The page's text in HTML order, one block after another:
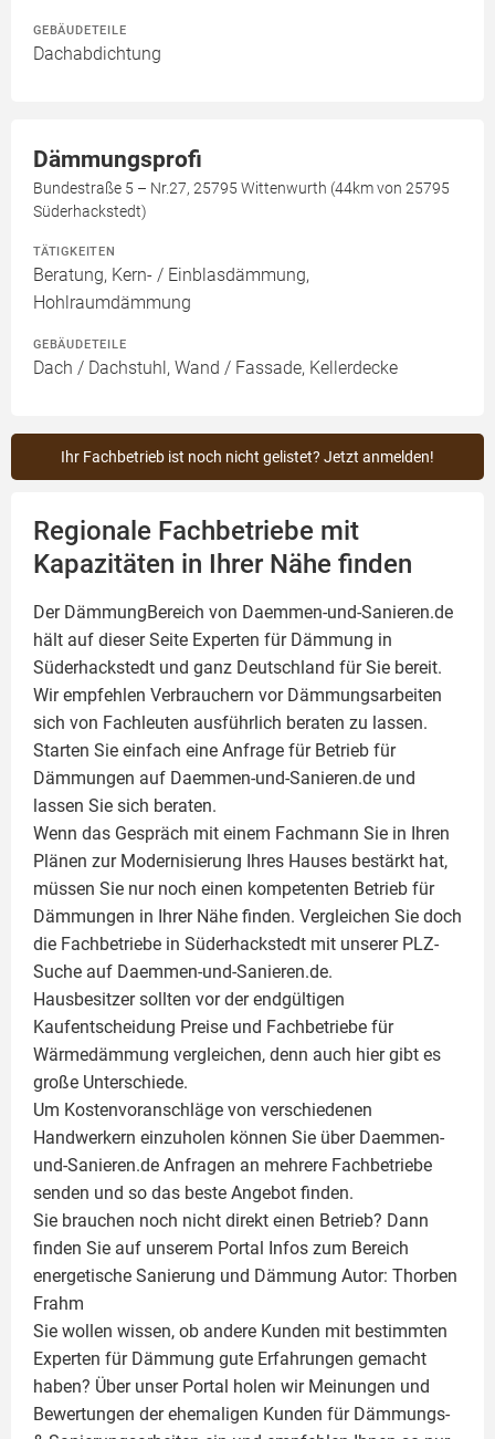
GEBÄUDETEILE
Dachabdichtung
Dämmungsprofi
Bundestraße 5 – Nr.27, 25795 Wittenwurth (44km von 25795
Süderhackstedt)
TÄTIGKEITEN
Beratung, Kern- / Einblasdämmung,
Hohlraumdämmung
GEBÄUDETEILE
Dach / Dachstuhl, Wand / Fassade, Kellerdecke
Ihr Fachbetrieb ist noch nicht gelistet? Jetzt anmelden!
Regionale Fachbetriebe mit
Kapazitäten in Ihrer Nähe finden
Der DämmungBereich von Daemmen-und-Sanieren.de
hält auf dieser Seite Experten für Dämmung in
Süderhackstedt und ganz Deutschland für Sie bereit.
Wir empfehlen Verbrauchern vor Dämmungsarbeiten
sich von Fachleuten ausführlich beraten zu lassen.
Starten Sie einfach eine Anfrage für Betrieb für
Dämmungen auf Daemmen-und-Sanieren.de und
lassen Sie sich beraten.
Wenn das Gespräch mit einem Fachmann Sie in Ihren
Plänen zur Modernisierung Ihres Hauses bestärkt hat,
müssen Sie nur noch einen kompetenten Betrieb für
Dämmungen in Ihrer Nähe finden. Vergleichen Sie doch
die Fachbetriebe in Süderhackstedt mit unserer PLZ-
Suche auf Daemmen-und-Sanieren.de.
Hausbesitzer sollten vor der endgültigen
Kaufentscheidung Preise und Fachbetriebe für
Wärmedämmung vergleichen, denn auch hier gibt es
große Unterschiede.
Um Kostenvoranschläge von verschiedenen
Handwerkern einzuholen können Sie über Daemmen-
und-Sanieren.de Anfragen an mehrere Fachbetriebe
senden und so das beste Angebot finden.
Sie brauchen noch nicht direkt einen Betrieb? Dann
finden Sie auf unserem Portal Infos zum Bereich
energetische Sanierung und Dämmung Autor: Thorben
Frahm
Sie wollen wissen, ob andere Kunden mit bestimmten
Experten für Dämmung gute Erfahrungen gemacht
haben? Über unser Portal holen wir Meinungen und
Bewertungen der ehemaligen Kunden für Dämmungs-